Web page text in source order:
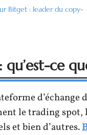
Bitget : leader du copy-
ce
le trading
et bien d’autres.